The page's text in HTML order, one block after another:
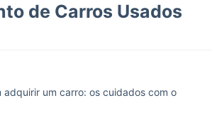
de Carros Usados
um carro: os cuidados com o